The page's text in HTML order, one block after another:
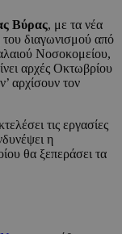
Βύρας, με τα νέα
διαγωνισμού από
Νοσοκομείου,
αρχές Οκτωβρίου
αρχίσουν τον
τις εργασίες
η
θα ξεπεράσει τα